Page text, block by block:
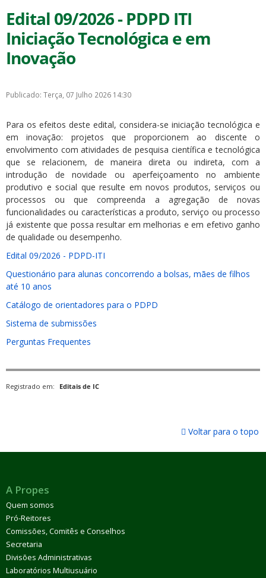
Edital 09/2026 - PDPD ITI
Iniciação Tecnológica e em
Inovação
Publicado: Terça, 07 Julho 2026 14:30
Para os efeitos deste edital, considera-se iniciação tecnológica e
em inovação: projetos que proporcionem ao discente o
envolvimento com atividades de pesquisa científica e tecnológica
que se relacionem, de maneira direta ou indireta, com a
introdução de novidade ou aperfeiçoamento no ambiente
produtivo e social que resulte em novos produtos, serviços ou
processos ou que compreenda a agregação de novas
funcionalidades ou características a produto, serviço ou processo
já existente que possa resultar em melhorias e em efetivo ganho
de qualidade ou desempenho.
Edital 09/2026 - PDPD-ITI
Questionário para alunas concorrendo a bolsas, mães de filhos
até 10 anos
Catálogo de orientadores para o PDPD
Sistema de submissões
Perguntas Frequentes
Registrado em: Editais de IC
Voltar para o topo
A Propes
Quem somos
Pró-Reitores
Comissões, Comitês e Conselhos
Secretaria
Divisões Administrativas
Laboratórios Multiusuário